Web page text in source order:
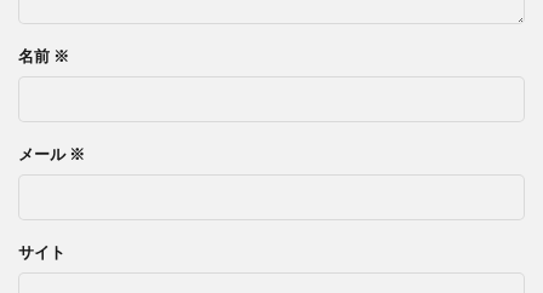
名前 ※
メール ※
サイト